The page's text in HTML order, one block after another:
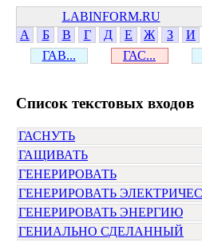
LABINFORM.RU
А
Б В Г Д Е Ж З И
ГАВ...
ГАС...
Cписок текстовых входов
ГАСНУТЬ
ГАЩИВАТЬ
ГЕНЕРИРОВАТЬ
ГЕНЕРИРОВАТЬ
ГЕНЕРИРОВАТЬ ЭНЕРГИЮ
ГЕНИАЛЬНО СДЕЛАННЫЙ